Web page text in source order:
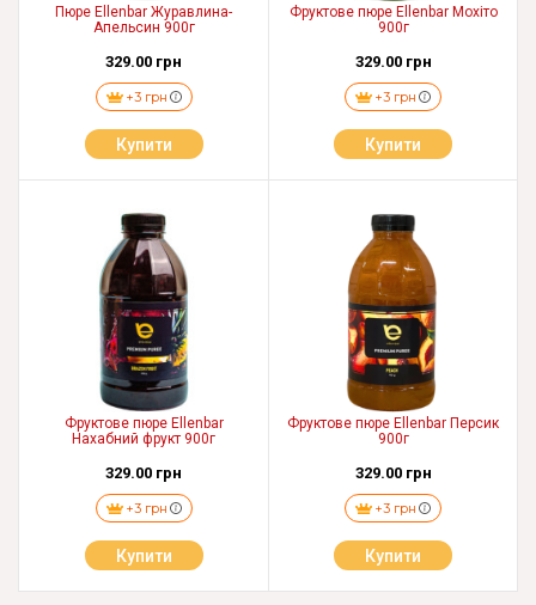
Пюре Ellenbar Журавлина-
Апельсин 900г
329.00 грн
+3 грн
Купити
Фруктове пюре Ellenbar Мохіто
900г
329.00 грн
+3 грн
Купити
Фруктове пюре Ellenbar
Нахабний фрукт 900г
329.00 грн
+3 грн
Купити
Фруктове пюре Ellenbar Персик
900г
329.00 грн
+3 грн
Купити